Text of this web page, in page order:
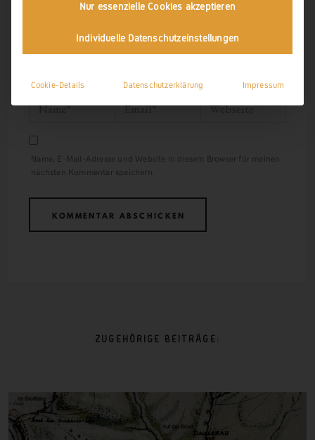
Name, E-Mail-Adresse und Website in diesem Browser für meinen
nächsten Kommentar speichern.
ZUGEHÖRIGE BEITRÄGE:
Nur essenzielle Cookies akzeptieren
Individuelle Datenschutzeinstellungen
Cookie-Details Datenschutzerklärung Impressum